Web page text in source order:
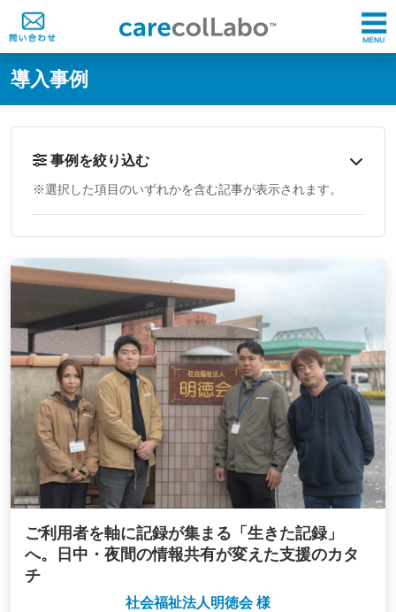
@ -0,0 +1,60 @@
導入事例
事例を絞り込む
※選択した項目のいずれかを含む記事が表示されます。
ご利用者を軸に記録が集まる「生きた記録」
へ。日中・夜間の情報共有が変えた支援のカタ
チ
社会福祉法人明徳会 様